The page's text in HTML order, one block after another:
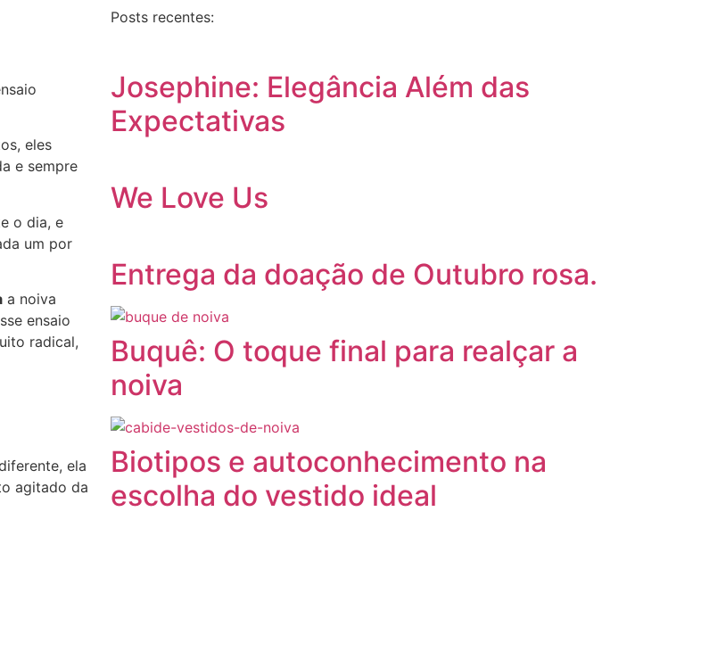
eles
e sempre
o dia, e
um por
a noiva
ensaio
radical,
ela
agitado da
Posts recentes:
Josephine: Elegância Além das
Expectativas
We Love Us
Entrega da doação de Outubro rosa.
Buquê: O toque final para realçar a
noiva
Biotipos e autoconhecimento na
escolha do vestido ideal